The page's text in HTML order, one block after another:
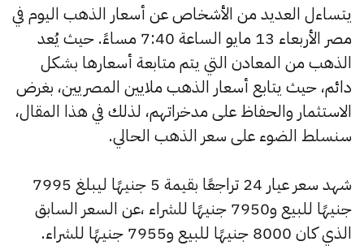
يتساءل العديد من الأشخاص عن أسعار الذهب اليوم في
مصر الأربعاء 13 مايو الساعة 7:40 مساءً. حيث يُعد
الذهب من المعادن التي يتم متابعة أسعارها بشكل
دائم، حيث يتابع أسعار الذهب ملايين المصريين، بغرض
الاستثمار والحفاظ على مدخراتهم، لذلك في هذا المقال،
سنسلط الضوء على سعر الذهب الحالي.
شهد سعر عيار 24 تراجعًا بقيمة 5 جنيهًا ليبلغ 7995
جنيهًا للبيع و7950 جنيهًا للشراء ،عن السعر السابق
الذي كان 8000 جنيهًا للبيع و7955 جنيهًا للشراء.